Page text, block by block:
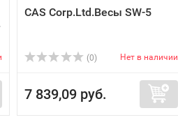
CAS Corp.Ltd.Весы SW-5
(0) Нет в наличии
7 839,09 руб.